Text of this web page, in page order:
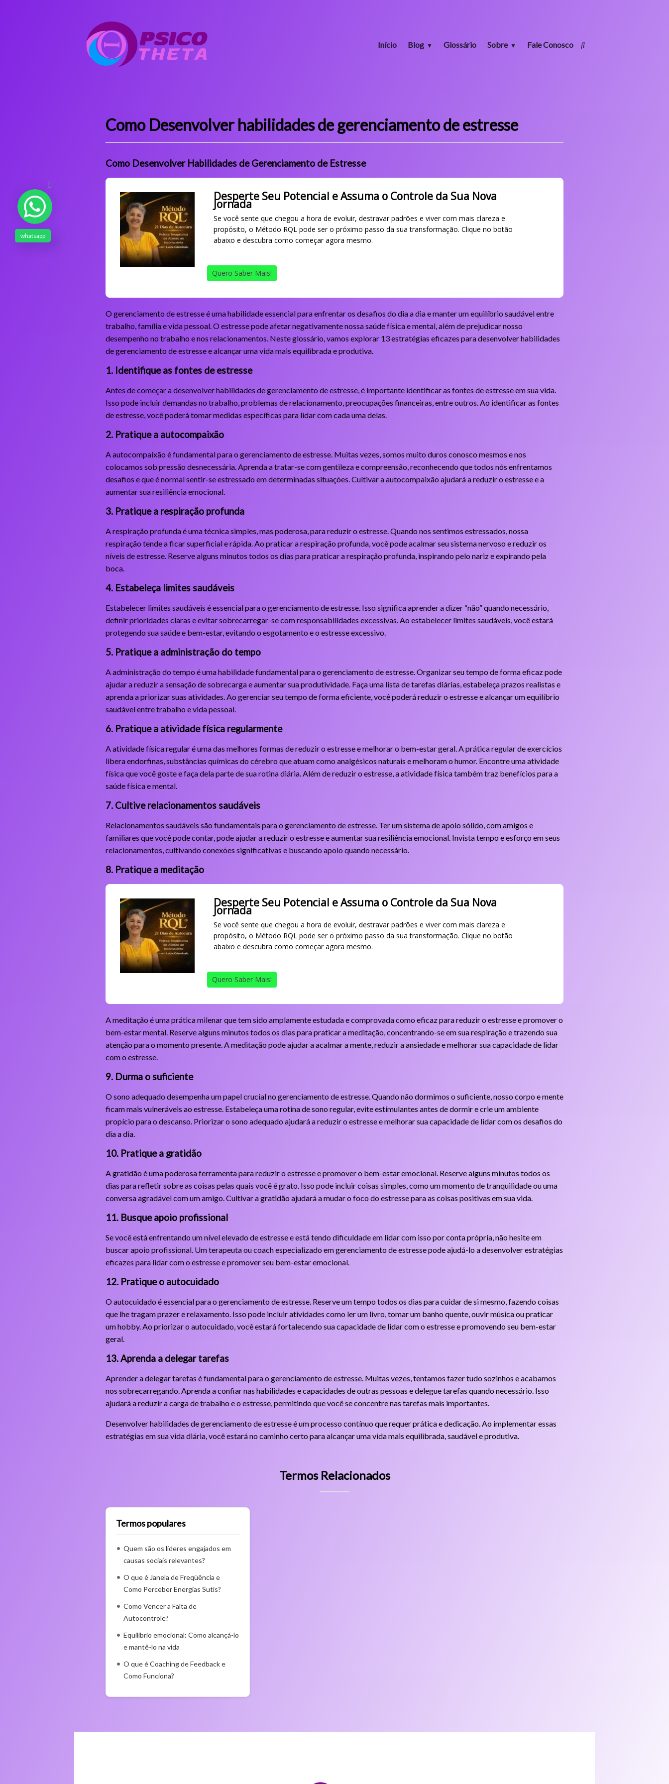
Início Blog Glossário Sobre Fale Conosco
Como Desenvolver habilidades de gerenciamento de estresse
Como Desenvolver Habilidades de Gerenciamento de Estresse
Desperte Seu Potencial e Assuma o Controle da Sua Nova
Jornada
Se você sente que chegou a hora de evoluir, destravar padrões e viver com mais clareza e
propósito, o Método RQL pode ser o próximo passo da sua transformação. Clique no botão
abaixo e descubra como começar agora mesmo.
Quero Saber Mais!
O gerenciamento de estresse é uma habilidade essencial para enfrentar os desafios do dia a dia e manter um equilíbrio saudável entre
trabalho, família e vida pessoal. O estresse pode afetar negativamente nossa saúde física e mental, além de prejudicar nosso
desempenho no trabalho e nos relacionamentos. Neste glossário, vamos explorar 13 estratégias eficazes para desenvolver habilidades
de gerenciamento de estresse e alcançar uma vida mais equilibrada e produtiva.
1. Identifique as fontes de estresse
Antes de começar a desenvolver habilidades de gerenciamento de estresse, é importante identificar as fontes de estresse em sua vida.
Isso pode incluir demandas no trabalho, problemas de relacionamento, preocupações financeiras, entre outros. Ao identificar as fontes
de estresse, você poderá tomar medidas específicas para lidar com cada uma delas.
2. Pratique a autocompaixão
A autocompaixão é fundamental para o gerenciamento de estresse. Muitas vezes, somos muito duros conosco mesmos e nos
colocamos sob pressão desnecessária. Aprenda a tratar-se com gentileza e compreensão, reconhecendo que todos nós enfrentamos
desafios e que é normal sentir-se estressado em determinadas situações. Cultivar a autocompaixão ajudará a reduzir o estresse e a
aumentar sua resiliência emocional.
3. Pratique a respiração profunda
A respiração profunda é uma técnica simples, mas poderosa, para reduzir o estresse. Quando nos sentimos estressados, nossa
respiração tende a ficar superficial e rápida. Ao praticar a respiração profunda, você pode acalmar seu sistema nervoso e reduzir os
níveis de estresse. Reserve alguns minutos todos os dias para praticar a respiração profunda, inspirando pelo nariz e expirando pela
boca.
4. Estabeleça limites saudáveis
Estabelecer limites saudáveis é essencial para o gerenciamento de estresse. Isso significa aprender a dizer “não” quando necessário,
definir prioridades claras e evitar sobrecarregar-se com responsabilidades excessivas. Ao estabelecer limites saudáveis, você estará
protegendo sua saúde e bem-estar, evitando o esgotamento e o estresse excessivo.
5. Pratique a administração do tempo
A administração do tempo é uma habilidade fundamental para o gerenciamento de estresse. Organizar seu tempo de forma eficaz pode
ajudar a reduzir a sensação de sobrecarga e aumentar sua produtividade. Faça uma lista de tarefas diárias, estabeleça prazos realistas e
aprenda a priorizar suas atividades. Ao gerenciar seu tempo de forma eficiente, você poderá reduzir o estresse e alcançar um equilíbrio
saudável entre trabalho e vida pessoal.
6. Pratique a atividade física regularmente
A atividade física regular é uma das melhores formas de reduzir o estresse e melhorar o bem-estar geral. A prática regular de exercícios
libera endorfinas, substâncias químicas do cérebro que atuam como analgésicos naturais e melhoram o humor. Encontre uma atividade
física que você goste e faça dela parte de sua rotina diária. Além de reduzir o estresse, a atividade física também traz benefícios para a
saúde física e mental.
7. Cultive relacionamentos saudáveis
Relacionamentos saudáveis são fundamentais para o gerenciamento de estresse. Ter um sistema de apoio sólido, com amigos e
familiares que você pode contar, pode ajudar a reduzir o estresse e aumentar sua resiliência emocional. Invista tempo e esforço em seus
relacionamentos, cultivando conexões significativas e buscando apoio quando necessário.
8. Pratique a meditação
Desperte Seu Potencial e Assuma o Controle da Sua Nova
Jornada
Se você sente que chegou a hora de evoluir, destravar padrões e viver com mais clareza e
propósito, o Método RQL pode ser o próximo passo da sua transformação. Clique no botão
abaixo e descubra como começar agora mesmo.
Quero Saber Mais!
A meditação é uma prática milenar que tem sido amplamente estudada e comprovada como eficaz para reduzir o estresse e promover o
bem-estar mental. Reserve alguns minutos todos os dias para praticar a meditação, concentrando-se em sua respiração e trazendo sua
atenção para o momento presente. A meditação pode ajudar a acalmar a mente, reduzir a ansiedade e melhorar sua capacidade de lidar
com o estresse.
9. Durma o suficiente
O sono adequado desempenha um papel crucial no gerenciamento de estresse. Quando não dormimos o suficiente, nosso corpo e mente
ficam mais vulneráveis ao estresse. Estabeleça uma rotina de sono regular, evite estimulantes antes de dormir e crie um ambiente
propício para o descanso. Priorizar o sono adequado ajudará a reduzir o estresse e melhorar sua capacidade de lidar com os desafios do
dia a dia.
10. Pratique a gratidão
A gratidão é uma poderosa ferramenta para reduzir o estresse e promover o bem-estar emocional. Reserve alguns minutos todos os
dias para refletir sobre as coisas pelas quais você é grato. Isso pode incluir coisas simples, como um momento de tranquilidade ou uma
conversa agradável com um amigo. Cultivar a gratidão ajudará a mudar o foco do estresse para as coisas positivas em sua vida.
11. Busque apoio profissional
Se você está enfrentando um nível elevado de estresse e está tendo dificuldade em lidar com isso por conta própria, não hesite em
buscar apoio profissional. Um terapeuta ou coach especializado em gerenciamento de estresse pode ajudá-lo a desenvolver estratégias
eficazes para lidar com o estresse e promover seu bem-estar emocional.
12. Pratique o autocuidado
O autocuidado é essencial para o gerenciamento de estresse. Reserve um tempo todos os dias para cuidar de si mesmo, fazendo coisas
que lhe tragam prazer e relaxamento. Isso pode incluir atividades como ler um livro, tomar um banho quente, ouvir música ou praticar
um hobby. Ao priorizar o autocuidado, você estará fortalecendo sua capacidade de lidar com o estresse e promovendo seu bem-estar
geral.
13. Aprenda a delegar tarefas
Aprender a delegar tarefas é fundamental para o gerenciamento de estresse. Muitas vezes, tentamos fazer tudo sozinhos e acabamos
nos sobrecarregando. Aprenda a confiar nas habilidades e capacidades de outras pessoas e delegue tarefas quando necessário. Isso
ajudará a reduzir a carga de trabalho e o estresse, permitindo que você se concentre nas tarefas mais importantes.
Desenvolver habilidades de gerenciamento de estresse é um processo contínuo que requer prática e dedicação. Ao implementar essas
estratégias em sua vida diária, você estará no caminho certo para alcançar uma vida mais equilibrada, saudável e produtiva.
Termos Relacionados
Termos populares
Quem são os líderes engajados em
causas sociais relevantes?
O que é Janela de Freqüência e
Como Perceber Energias Sutis?
Como Vencer a Falta de
Autocontrole?
Equilíbrio emocional: Como alcançá-lo
e mantê-lo na vida
O que é Coaching de Feedback e
Como Funciona?
whatsapp